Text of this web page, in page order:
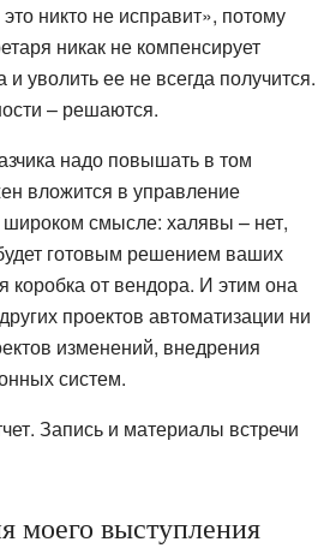
никто не исправит», потому
никак не компенсирует
уволить ее не всегда получится.
– решаются.
надо повышать в том
вложится в управление
смысле: халявы – нет,
готовым решением ваших
коробка от вендора. И этим она
проектов автоматизации ни
изменений, внедрения
систем.
Запись и материалы встречи
моего выступления